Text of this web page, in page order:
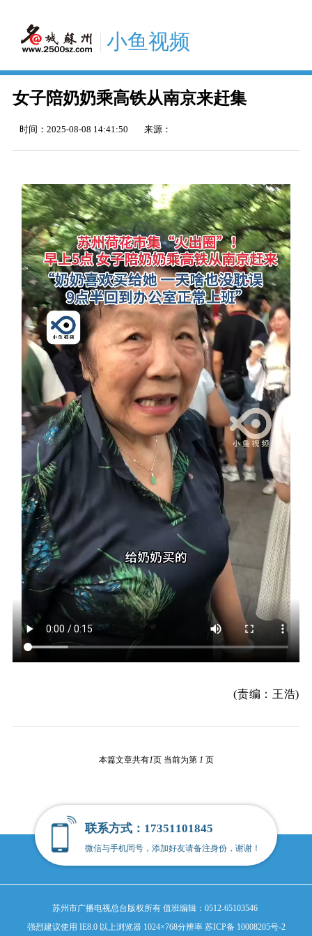
小鱼视频
女子陪奶奶乘高铁从南京来赶集
时间： 2025-08-08 14:41:50 来源：
(责编：王浩)
本篇文章共有1页 当前为第 1 页
联系方式：17351101845
微信与手机同号，添加好友请备注身份，谢谢！
苏州市广播电视总台版权所有 值班编辑：0512-65103546
强烈建议使用 IE8.0 以上浏览器 1024×768分辨率 苏ICP备 10008205号-2